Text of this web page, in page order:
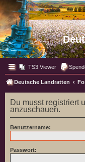
TS3 Viewer
Deutsche Landratten
Du musst registriert
anzuschauen.
Benutzername:
Passwort: